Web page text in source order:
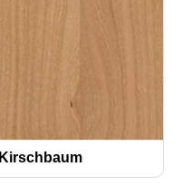
Kirschbaum